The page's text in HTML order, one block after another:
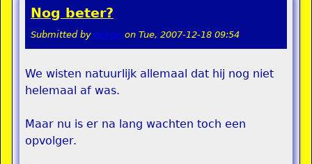
Nog beter?
Submitted by pokon on Tue, 2007-12-18 09:54
We wisten natuurlijk allemaal dat hij nog niet
helemaal af was.
Maar nu is er na lang wachten toch een
opvolger.